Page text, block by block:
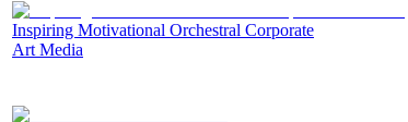
Inspiring Motivational Orchestral Corporate
Art Media